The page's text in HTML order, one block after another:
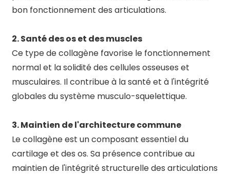
bon fonctionnement des articulations.
2. Santé des os et des muscles
Ce type de collagène favorise le fonctionnement
normal et la solidité des cellules osseuses et
musculaires. Il contribue à la santé et à l'intégrité
globales du système musculo-squelettique.
3. Maintien de l'architecture commune
Le collagène est un composant essentiel du
cartilage et des os. Sa présence contribue au
maintien de l'intégrité structurelle des articulations